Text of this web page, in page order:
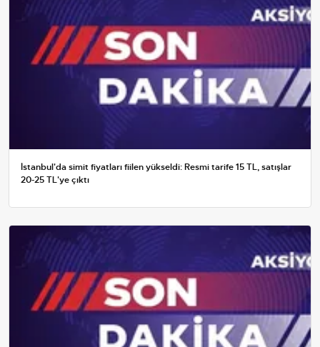
İstanbul'da simit fiyatları fiilen yükseldi: Resmi tarife 15 TL, satışlar
20-25 TL'ye çıktı